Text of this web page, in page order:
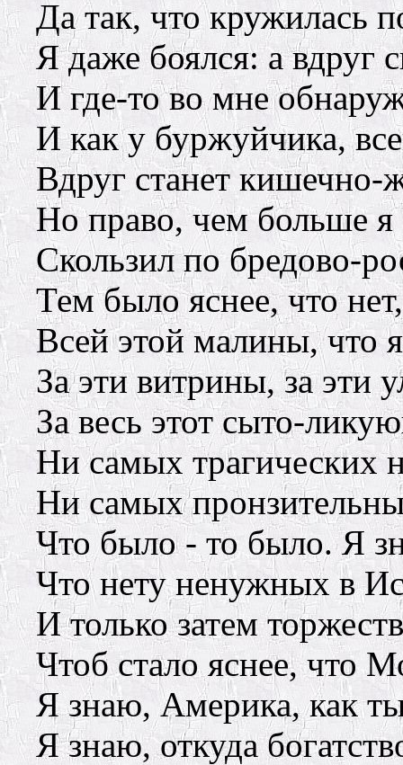
Да так, что кружилась
Я даже боялся: а вдруг
И где-то во мне
И как у буржуйчика,
Вдруг станет кишечно-
Но право, чем больше я
Скользил по бредово-
Тем было яснее, что
Всей этой малины, что
За эти витрины, за эти
За весь этот сыто-
Ни самых трагических
Ни самых
Что было - то было. Я
Что нету ненужных в
И только затем
Чтоб стало яснее, что
Я знаю, Америка, как
Я знаю, откуда